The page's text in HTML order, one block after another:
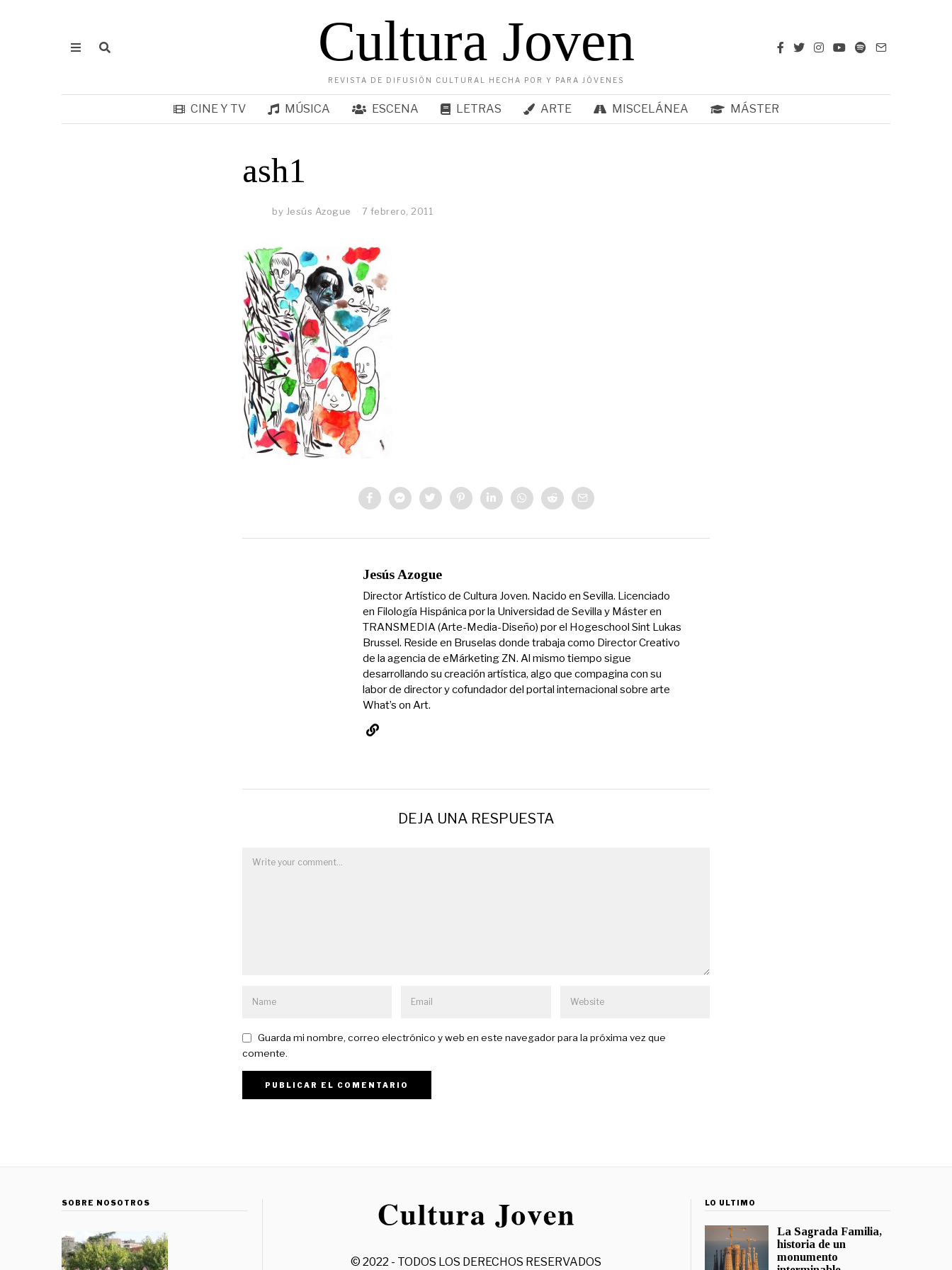
Cultura Joven
REVISTA DE DIFUSIÓN CULTURAL HECHA POR Y PARA JÓVENES
CINE Y TV MÚSICA ESCENA LETRAS ARTE MISCELÁNEA MÁSTER
ash1
by Jesús Azogue 7 febrero, 2011
Jesús Azogue
Director Artístico de Cultura Joven. Nacido en Sevilla. Licenciado
en Filología Hispánica por la Universidad de Sevilla y Máster en
TRANSMEDIA (Arte-Media-Diseño) por el Hogeschool Sint Lukas
Brussel. Reside en Bruselas donde trabaja como Director Creativo
de la agencia de eMárketing ZN. Al mismo tiempo sigue
desarrollando su creación artística, algo que compagina con su
labor de director y cofundador del portal internacional sobre arte
What’s on Art.
DEJA UNA RESPUESTA
Guarda mi nombre, correo electrónico y web en este navegador para la próxima vez que
comente.
SOBRE NOSOTROS
© 2022 - TODOS LOS DERECHOS RESERVADOS
LO ÚLTIMO
La Sagrada Familia,
historia de un
monumento